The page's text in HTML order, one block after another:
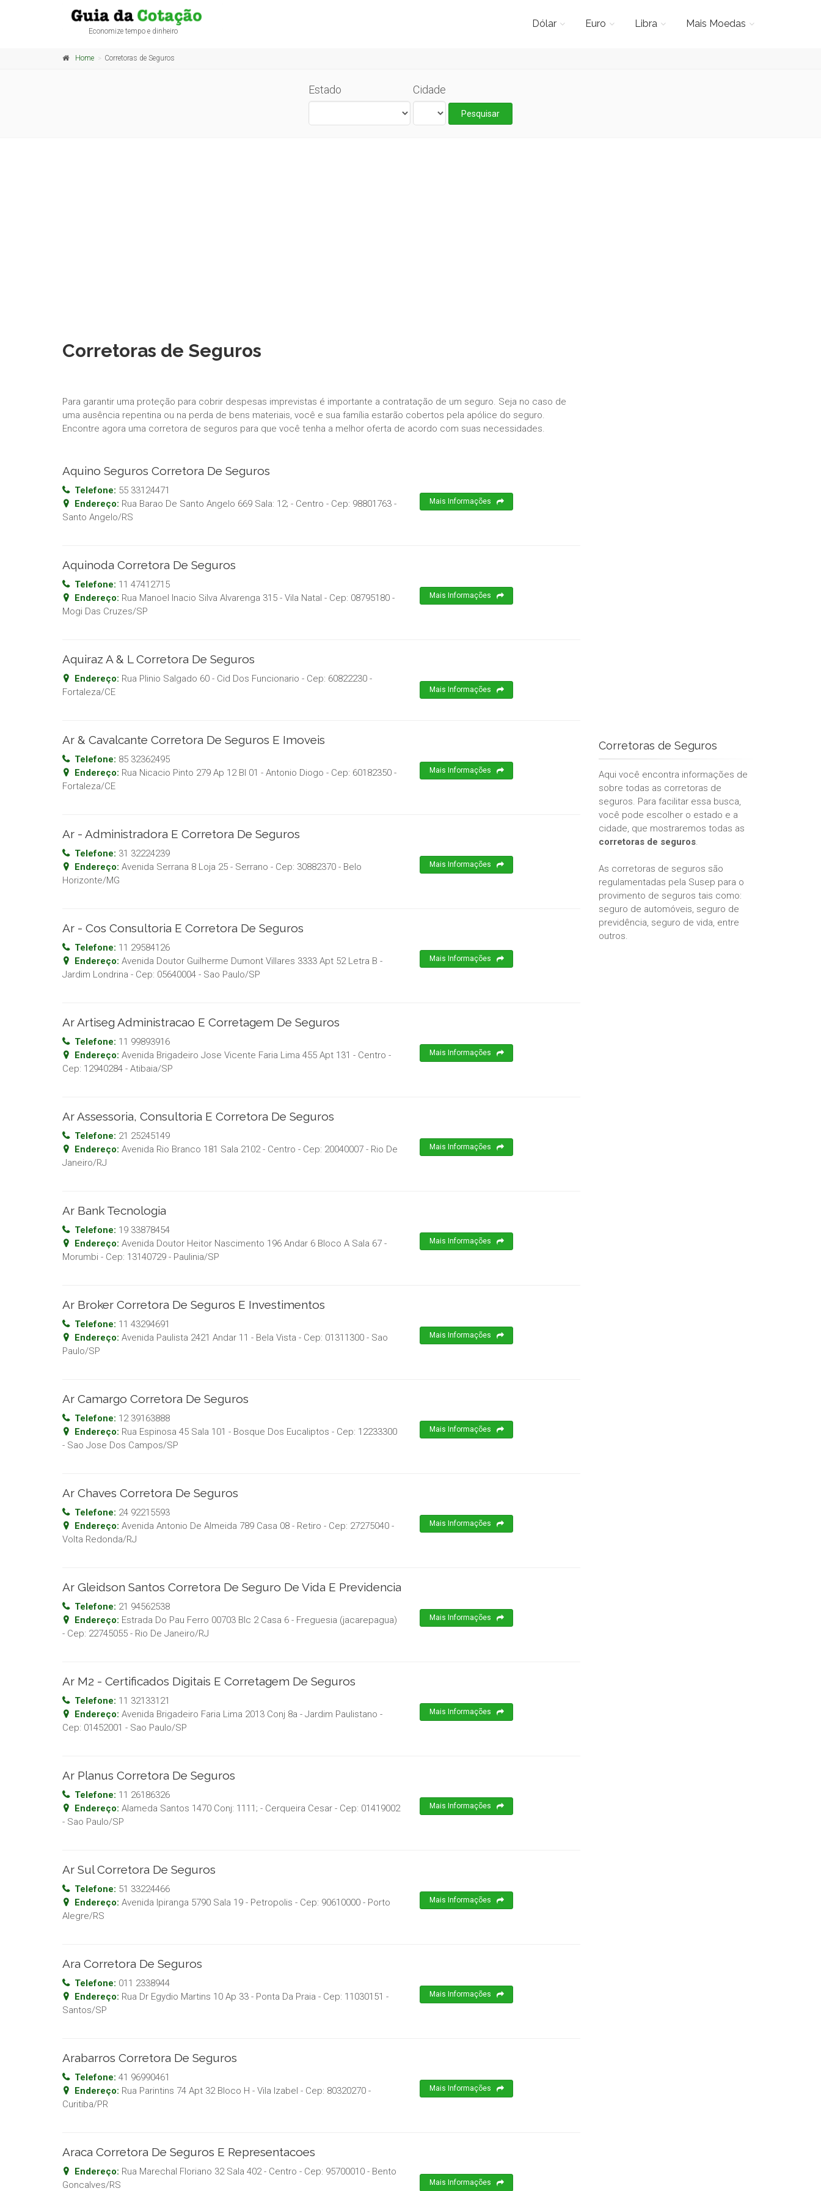
Economize tempo e dinheiro
Dólar Euro Libra Mais Moedas
Home Corretoras de Seguros
Estado Cidade
Pesquisar
Corretoras de Seguros
Para garantir uma proteção para cobrir despesas imprevistas é importante a contratação de um seguro. Seja no caso de
uma ausência repentina ou na perda de bens materiais, você e sua família estarão cobertos pela apólice do seguro.
Encontre agora uma corretora de seguros para que você tenha a melhor oferta de acordo com suas necessidades.
Aquino Seguros Corretora De Seguros
Telefone: 55 33124471
Endereço: Rua Barao De Santo Angelo 669 Sala: 12; - Centro - Cep: 98801763 -
Santo Angelo/RS
Mais Informações
Aquinoda Corretora De Seguros
Telefone: 11 47412715
Endereço: Rua Manoel Inacio Silva Alvarenga 315 - Vila Natal - Cep: 08795180 -
Mogi Das Cruzes/SP
Mais Informações
Aquiraz A & L Corretora De Seguros
Endereço: Rua Plinio Salgado 60 - Cid Dos Funcionario - Cep: 60822230 -
Fortaleza/CE Mais Informações
Ar & Cavalcante Corretora De Seguros E Imoveis
Telefone: 85 32362495
Endereço: Rua Nicacio Pinto 279 Ap 12 Bl 01 - Antonio Diogo - Cep: 60182350 -
Fortaleza/CE
Mais Informações
Ar - Administradora E Corretora De Seguros
Telefone: 31 32224239
Endereço: Avenida Serrana 8 Loja 25 - Serrano - Cep: 30882370 - Belo
Horizonte/MG
Mais Informações
Ar - Cos Consultoria E Corretora De Seguros
Telefone: 11 29584126
Endereço: Avenida Doutor Guilherme Dumont Villares 3333 Apt 52 Letra B -
Jardim Londrina - Cep: 05640004 - Sao Paulo/SP
Mais Informações
Ar Artiseg Administracao E Corretagem De Seguros
Telefone: 11 99893916
Endereço: Avenida Brigadeiro Jose Vicente Faria Lima 455 Apt 131 - Centro -
Cep: 12940284 - Atibaia/SP
Mais Informações
Ar Assessoria, Consultoria E Corretora De Seguros
Telefone: 21 25245149
Endereço: Avenida Rio Branco 181 Sala 2102 - Centro - Cep: 20040007 - Rio De
Janeiro/RJ
Mais Informações
Ar Bank Tecnologia
Telefone: 19 33878454
Endereço: Avenida Doutor Heitor Nascimento 196 Andar 6 Bloco A Sala 67 -
Morumbi - Cep: 13140729 - Paulinia/SP
Mais Informações
Ar Broker Corretora De Seguros E Investimentos
Telefone: 11 43294691
Endereço: Avenida Paulista 2421 Andar 11 - Bela Vista - Cep: 01311300 - Sao
Paulo/SP
Mais Informações
Ar Camargo Corretora De Seguros
Telefone: 12 39163888
Endereço: Rua Espinosa 45 Sala 101 - Bosque Dos Eucaliptos - Cep: 12233300
- Sao Jose Dos Campos/SP
Mais Informações
Ar Chaves Corretora De Seguros
Telefone: 24 92215593
Endereço: Avenida Antonio De Almeida 789 Casa 08 - Retiro - Cep: 27275040 -
Volta Redonda/RJ
Mais Informações
Ar Gleidson Santos Corretora De Seguro De Vida E Previdencia
Telefone: 21 94562538
Endereço: Estrada Do Pau Ferro 00703 Blc 2 Casa 6 - Freguesia (jacarepagua)
- Cep: 22745055 - Rio De Janeiro/RJ
Mais Informações
Ar M2 - Certificados Digitais E Corretagem De Seguros
Telefone: 11 32133121
Endereço: Avenida Brigadeiro Faria Lima 2013 Conj 8a - Jardim Paulistano -
Cep: 01452001 - Sao Paulo/SP
Mais Informações
Ar Planus Corretora De Seguros
Telefone: 11 26186326
Endereço: Alameda Santos 1470 Conj: 1111; - Cerqueira Cesar - Cep: 01419002
- Sao Paulo/SP
Mais Informações
Ar Sul Corretora De Seguros
Telefone: 51 33224466
Endereço: Avenida Ipiranga 5790 Sala 19 - Petropolis - Cep: 90610000 - Porto
Alegre/RS
Mais Informações
Ara Corretora De Seguros
Telefone: 011 2338944
Endereço: Rua Dr Egydio Martins 10 Ap 33 - Ponta Da Praia - Cep: 11030151 -
Santos/SP
Mais Informações
Arabarros Corretora De Seguros
Telefone: 41 96990461
Endereço: Rua Parintins 74 Apt 32 Bloco H - Vila Izabel - Cep: 80320270 -
Curitiba/PR
Mais Informações
Araca Corretora De Seguros E Representacoes
Endereço: Rua Marechal Floriano 32 Sala 402 - Centro - Cep: 95700010 - Bento
Goncalves/RS Mais Informações
Corretoras de Seguros
Aqui você encontra informações de
sobre todas as corretoras de
seguros. Para facilitar essa busca,
você pode escolher o estado e a
cidade, que mostraremos todas as
corretoras de seguros.
As corretoras de seguros são
regulamentadas pela Susep para o
provimento de seguros tais como:
seguro de automóveis, seguro de
previdência, seguro de vida, entre
outros.